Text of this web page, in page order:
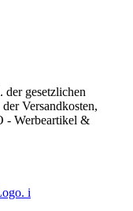
der gesetzlichen
Versandkosten,
- Werbeartikel &
i